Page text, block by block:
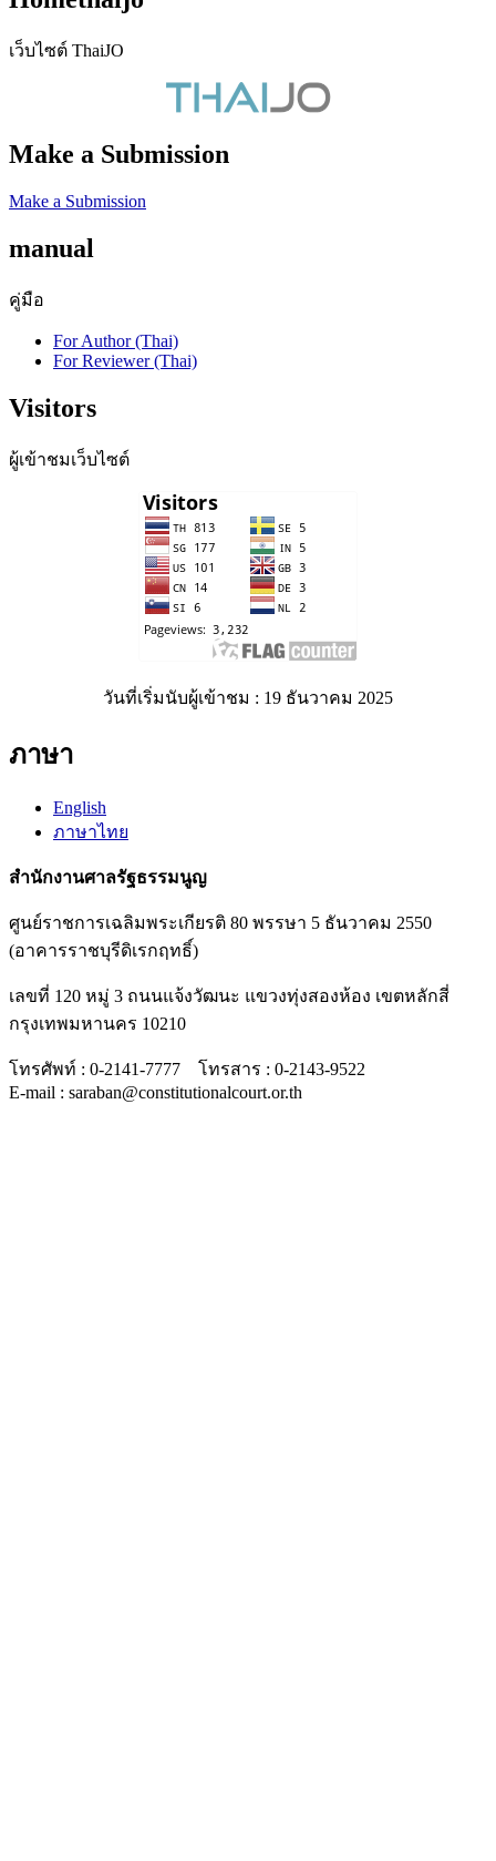
เว็บไซต์ ThaiJO
Make a Submission
Make a Submission
manual
คู่มือ
For Author (Thai)
For Reviewer (Thai)
Visitors
ผู้เข้าชมเว็บไซต์
วันที่เริ่มนับผู้เข้าชม : 19 ธันวาคม 2025
ภาษา
English
ภาษาไทย
สำนักงานศาลรัฐธรรมนูญ
ศูนย์ราชการเฉลิมพระเกียรติ 80 พรรษา 5 ธันวาคม 2550
(อาคารราชบุรีดิเรกฤทธิ์)
เลขที่ 120 หมู่ 3 ถนนแจ้งวัฒนะ แขวงทุ่งสองห้อง เขตหลักสี่
กรุงเทพมหานคร 10210
โทรศัพท์ : 0-2141-7777 โทรสาร : 0-2143-9522
E-mail : saraban@constitutionalcourt.or.th